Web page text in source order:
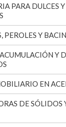
PARA DULCES Y
PEROLES Y
Y
EN
DE SÓLIDOS